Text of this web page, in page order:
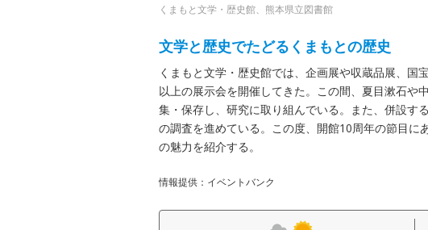
くまもと文学・歴史館、熊本県立図書館
文学と歴史でたどるくまもとの歴史
くまもと文学・歴史館では、企画展や収蔵品展、国
以上の展示会を開催してきた。この間、夏目漱石や
集・保存し、研究に取り組んでいる。また、併設す
の調査を進めている。この度、開館10周年の節目に
の魅力を紹介する。
情報提供：イベントバンク